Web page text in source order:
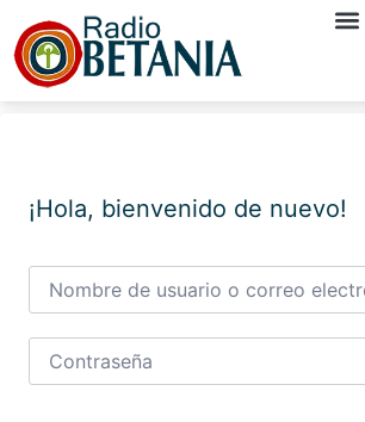
¡Hola, bienvenido de nuevo!